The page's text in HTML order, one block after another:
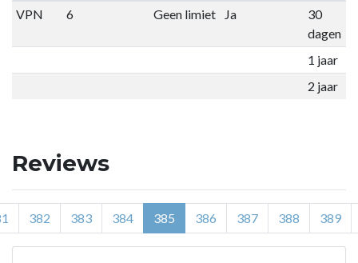
VPN
6 Geen limiet Ja
30
dagen
1 jaar
2 jaar
Reviews
382 383 384 385 386 387 388 389